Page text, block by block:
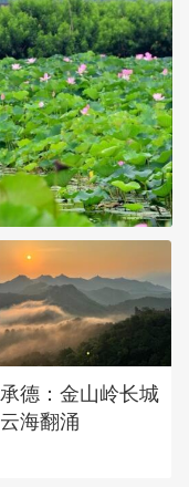
德：金山岭长城
海翻涌